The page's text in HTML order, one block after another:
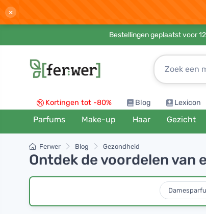
×
Bestellingen geplaatst voor
Kortingen tot -80% Blog Lexicon
Parfums Make-up Haar Gezicht
Ferwer Blog Gezondheid
Ontdek de voordelen